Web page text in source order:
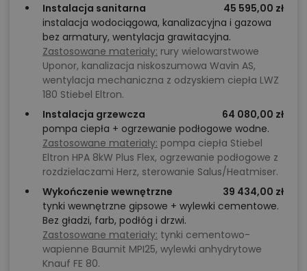
Instalacja sanitarna
45 595,00 zł
instalacja wodociągowa, kanalizacyjna i gazowa
bez armatury, wentylacja grawitacyjna.
Zastosowane materiały: rury wielowarstwowe
Uponor, kanalizacja niskoszumowa Wavin AS,
wentylacja mechaniczna z odzyskiem ciepła LWZ
180 Stiebel Eltron.
Instalacja grzewcza
64 080,00 zł
pompa ciepła + ogrzewanie podłogowe wodne.
Zastosowane materiały: pompa ciepła Stiebel
Eltron HPA 8kW Plus Flex, ogrzewanie podłogowe z
rozdzielaczami Herz, sterowanie Salus/Heatmiser.
Wykończenie wewnętrzne
39 434,00 zł
tynki wewnętrzne gipsowe + wylewki cementowe.
Bez gładzi, farb, podłóg i drzwi.
Zastosowane materiały: tynki cementowo-
wapienne Baumit MPI25, wylewki anhydrytowe
Knauf FE 80.